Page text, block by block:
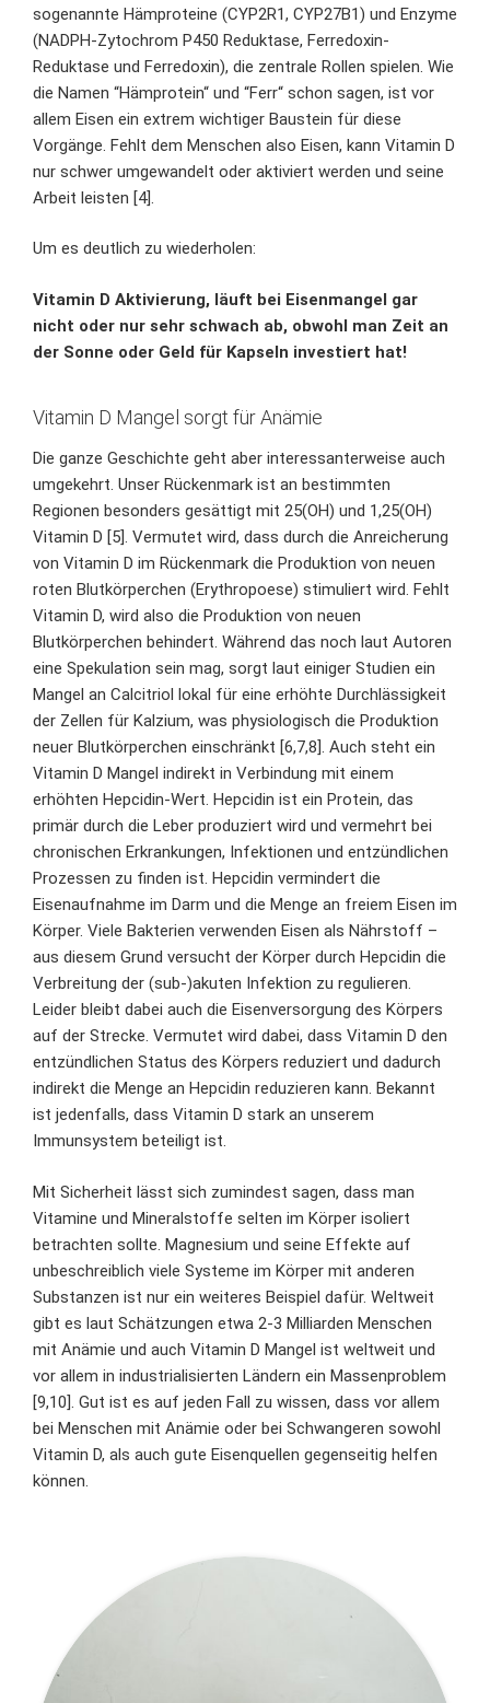
sogenannte Hämproteine (CYP2R1, CYP27B1) und Enzyme
(NADPH-Zytochrom P450 Reduktase, Ferredoxin-
Reduktase und Ferredoxin), die zentrale Rollen spielen. Wie
die Namen “Hämprotein“ und “Ferr“ schon sagen, ist vor
allem Eisen ein extrem wichtiger Baustein für diese
Vorgänge. Fehlt dem Menschen also Eisen, kann Vitamin D
nur schwer umgewandelt oder aktiviert werden und seine
Arbeit leisten [4].
Um es deutlich zu wiederholen:
Vitamin D Aktivierung, läuft bei Eisenmangel gar
nicht oder nur sehr schwach ab, obwohl man Zeit an
der Sonne oder Geld für Kapseln investiert hat!
Vitamin D Mangel sorgt für Anämie
Die ganze Geschichte geht aber interessanterweise auch
umgekehrt. Unser Rückenmark ist an bestimmten
Regionen besonders gesättigt mit 25(OH) und 1,25(OH)
Vitamin D [5]. Vermutet wird, dass durch die Anreicherung
von Vitamin D im Rückenmark die Produktion von neuen
roten Blutkörperchen (Erythropoese) stimuliert wird. Fehlt
Vitamin D, wird also die Produktion von neuen
Blutkörperchen behindert. Während das noch laut Autoren
eine Spekulation sein mag, sorgt laut einiger Studien ein
Mangel an Calcitriol lokal für eine erhöhte Durchlässigkeit
der Zellen für Kalzium, was physiologisch die Produktion
neuer Blutkörperchen einschränkt [6,7,8]. Auch steht ein
Vitamin D Mangel indirekt in Verbindung mit einem
erhöhten Hepcidin-Wert. Hepcidin ist ein Protein, das
primär durch die Leber produziert wird und vermehrt bei
chronischen Erkrankungen, Infektionen und entzündlichen
Prozessen zu finden ist. Hepcidin vermindert die
Eisenaufnahme im Darm und die Menge an freiem Eisen im
Körper. Viele Bakterien verwenden Eisen als Nährstoff –
aus diesem Grund versucht der Körper durch Hepcidin die
Verbreitung der (sub-)akuten Infektion zu regulieren.
Leider bleibt dabei auch die Eisenversorgung des Körpers
auf der Strecke. Vermutet wird dabei, dass Vitamin D den
entzündlichen Status des Körpers reduziert und dadurch
indirekt die Menge an Hepcidin reduzieren kann. Bekannt
ist jedenfalls, dass Vitamin D stark an unserem
Immunsystem beteiligt ist.
Mit Sicherheit lässt sich zumindest sagen, dass man
Vitamine und Mineralstoffe selten im Körper isoliert
betrachten sollte. Magnesium und seine Effekte auf
unbeschreiblich viele Systeme im Körper mit anderen
Substanzen ist nur ein weiteres Beispiel dafür. Weltweit
gibt es laut Schätzungen etwa 2-3 Milliarden Menschen
mit Anämie und auch Vitamin D Mangel ist weltweit und
vor allem in industrialisierten Ländern ein Massenproblem
[9,10]. Gut ist es auf jeden Fall zu wissen, dass vor allem
bei Menschen mit Anämie oder bei Schwangeren sowohl
Vitamin D, als auch gute Eisenquellen gegenseitig helfen
können.